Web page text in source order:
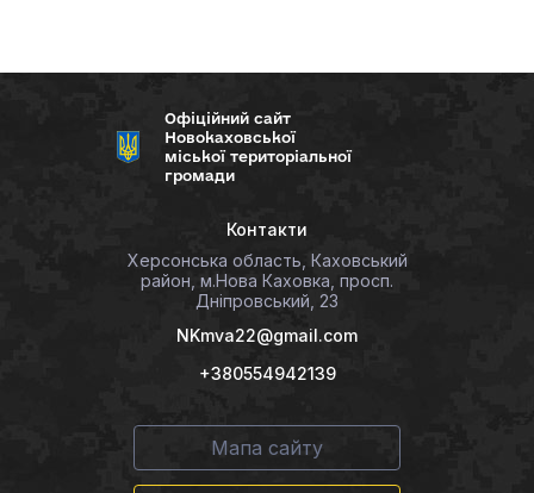
Офіційний сайт
Новокаховської
міської територіальної
громади
Контакти
Херсонська область, Каховський
район, м.Нова Каховка, просп.
Дніпровський, 23
NKmva22@gmail.com
+380554942139
Мапа сайту